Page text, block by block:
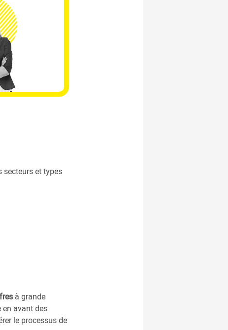
secteurs et types
à grande
en avant des
le processus de